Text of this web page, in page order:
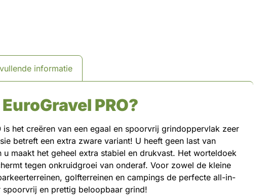
informatie
PRO?
is het creëren van een egaal en spoorvrij grindoppervlak zeer
betreft een extra zware variant! U heeft geen last van
maakt het geheel extra stabiel en drukvast. Het worteldoek
tegen onkruidgroei van onderaf. Voor zowel de kleine
golfterreinen en campings de perfecte all-in-
en prettig beloopbaar grind!